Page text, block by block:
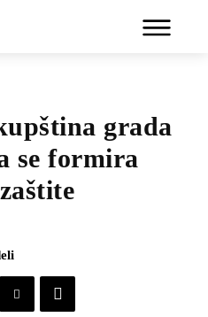
grada
se formira